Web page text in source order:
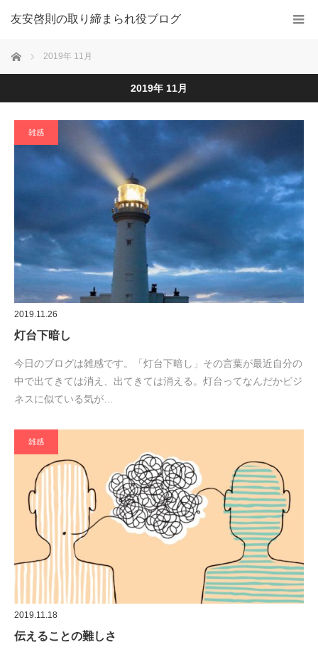
友安啓則の取り締まられ役ブログ
ホーム 2019年 11月
2019年 11月
雑感
2019.11.26
灯台下暗し
今日のブログは雑感です。「灯台下暗し」その言葉が最近自分の
中で出てきては消え、出てきては消える。灯台ってなんだかビジ
ネスに似ている気が…
雑感
2019.11.18
伝えることの難しさ